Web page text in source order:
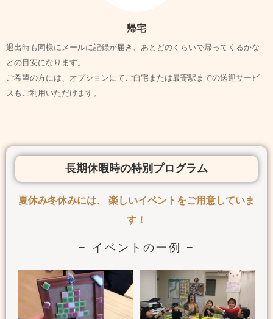
帰宅
退出時も同様にメールに記録が届き、あとどのくらいで帰ってくるかな
どの目安になります。
ご希望の方には、オプションにてご自宅または最寄駅までの送迎サービ
スもご利用いただけます。
長期休暇時の特別プログラム
夏休み冬休みには、 楽しいイベントをご用意していま
す！
− イベントの一例 −